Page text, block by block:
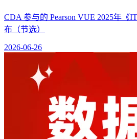
CDA 参与的 Pearson VUE 2025年《
布（节选）
2026-06-26